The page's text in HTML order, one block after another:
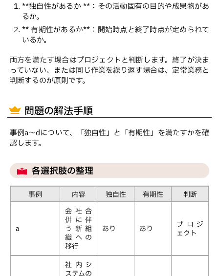
**独自性があるか **：その活動固有の目的や成果物があ
るか。
** 有期性があるか**：開始時点と終了時点が定められて
いるか。
両方を満たす場合はプロジェクトと判断します。終了が決ま
っていない、または同じ作業を繰り返す場合は、定常業務と
判断するのが原則です。
問題の解法手順
事例a〜dについて、「独自性」と「有期性」を満たすかを確
認します。
各選択肢の整理
事例 内容 独自性 有期性 判断
a
会社合
併に伴
う新組
織への
移行
あり あり
プロジ
ェクト
社内シ
ステムの